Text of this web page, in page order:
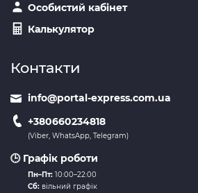
Особистий кабінет
Калькулятор
Контакти
info@portal-express.com.ua
+380660234818
(Viber, WhatsApp, Telegram)
🕒 Графік роботи
Пн–Пт: 10:00–22:00
Сб: вільний графік